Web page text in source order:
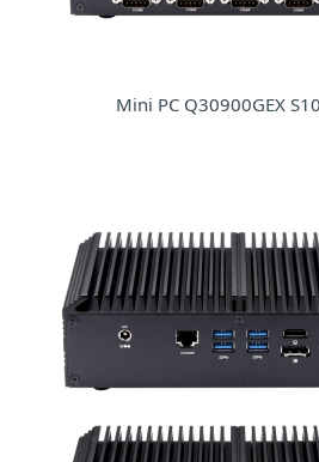
Mini PC Q30900GEX